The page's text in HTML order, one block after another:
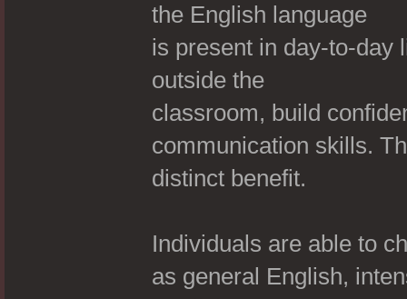
the English language
is present in day-to-day
outside the
classroom, build
communication skills.
distinct benefit.
Individuals are able to
as general English,